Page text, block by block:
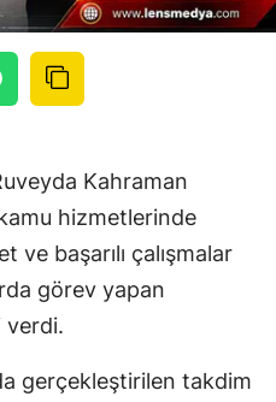
Kahraman
hizmetlerinde
başarılı çalışmalar
görev yapan
verdi.
gerçekleştirilen takdim